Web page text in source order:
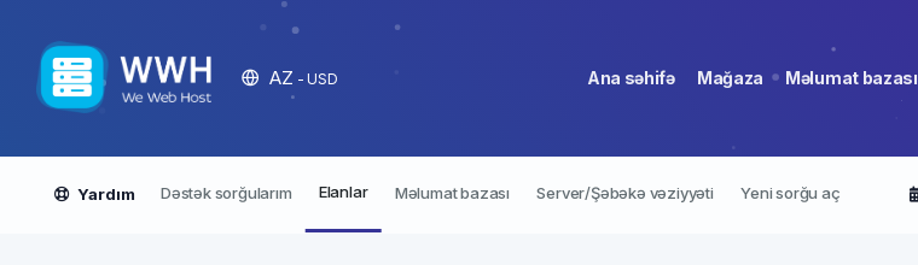
AZ - USD Ana səhifə Mağaza Məlumat bazası
Yardım Dəstək sorğularım Elanlar Məlumat bazası Server/Şəbəkə vəziyyəti Yeni sorğu aç